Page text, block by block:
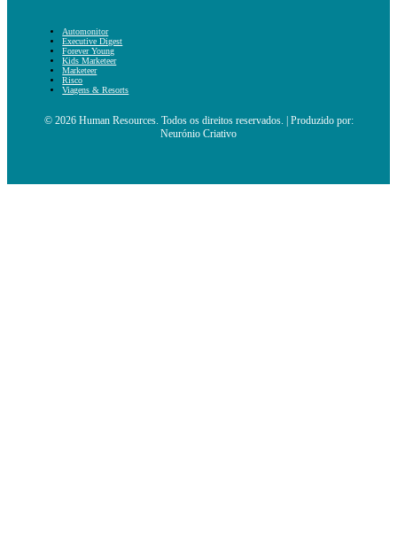
Automonitor
Executive Digest
Forever Young
Kids Marketeer
Marketeer
Risco
Viagens & Resorts
© 2026 Human Resources. Todos os direitos reservados. | Produzido por:
Neurónio Criativo